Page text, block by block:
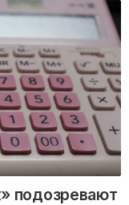
подозревают